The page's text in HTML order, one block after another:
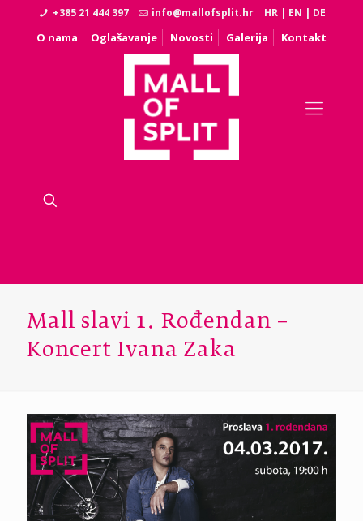
+385 21 444 397 info@mallofsplit.hr HR | EN | DE
O nama Oglašavanje Novosti Galerija Kontakt
Mall slavi 1. Rođendan –
Koncert Ivana Zaka